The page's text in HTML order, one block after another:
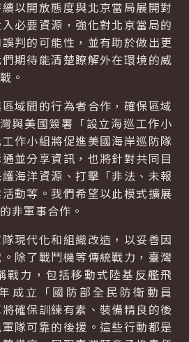
以開放態度與北京當局展開對
必要資源，強化對北京當局的
判的可能性，並有助於做出更
期待能清楚瞭解外在環境的威
。
域間的行為者合作，確保區域
與美國簽署「設立海巡工作小
作小組將促進美國海岸巡防隊
並分享資訊，也將針對共同目
海洋資源、打擊「非法、未報
動等。我們希望以此模式擴展
非軍事合作。
現代化和組織改造，以妥善因
除了戰鬥機等傳統戰力，臺灣
戰力，包括移動式陸基反艦飛
成立「國防部全民防衛動員
確保訓練有素、裝備精良的後
隊可靠的後援。這些行動都是